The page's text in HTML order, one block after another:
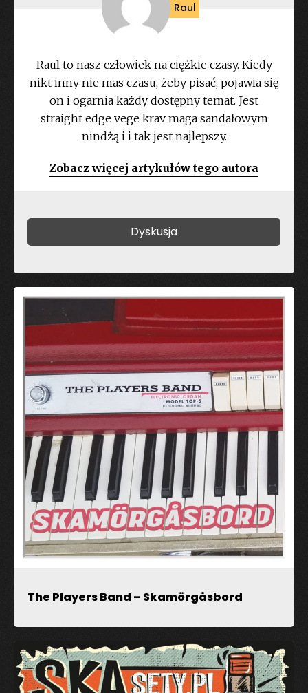
Raul
Raul to nasz człowiek na ciężkie czasy. Kiedy
nikt inny nie mas czasu, żeby pisać, pojawia się
on i ogarnia każdy dostępny temat. Jest
straight edge vege krav maga sandałowym
nindżą i i tak jest najlepszy.
Zobacz więcej artykułów tego autora
Dyskusja
Dodaj komentarz
Twój adres email nie zostanie opublikowany.Pola,
których wypełnienie jest wymagane, są oznaczone
symbolem *
The Players Band – Skamörgåsbord